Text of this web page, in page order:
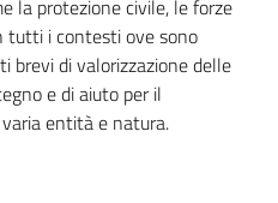
la protezione civile, le forze
tutti i contesti ove sono
brevi di valorizzazione delle
e di aiuto per il
entità e natura.